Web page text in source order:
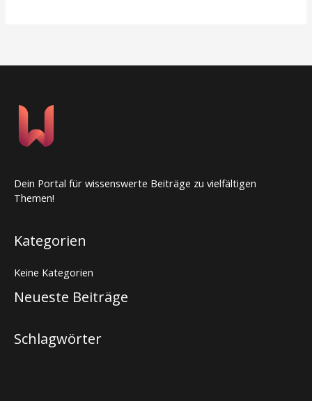
Dein Portal für wissenswerte Beiträge zu vielfältigen
Themen!
Kategorien
Keine Kategorien
Neueste Beiträge
Schlagwörter